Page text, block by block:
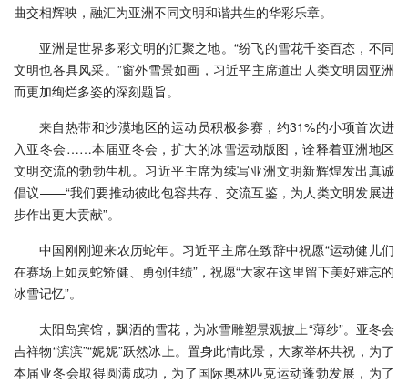
曲交相辉映，融汇为亚洲不同文明和谐共生的华彩乐章。
亚洲是世界多彩文明的汇聚之地。“纷飞的雪花千姿百态，不同
文明也各具风采。”窗外雪景如画，习近平主席道出人类文明因亚洲
而更加绚烂多姿的深刻题旨。
来自热带和沙漠地区的运动员积极参赛，约31%的小项首次进
入亚冬会……本届亚冬会，扩大的冰雪运动版图，诠释着亚洲地区
文明交流的勃勃生机。习近平主席为续写亚洲文明新辉煌发出真诚
倡议——“我们要推动彼此包容共存、交流互鉴，为人类文明发展进
步作出更大贡献”。
中国刚刚迎来农历蛇年。习近平主席在致辞中祝愿“运动健儿们
在赛场上如灵蛇矫健、勇创佳绩”，祝愿“大家在这里留下美好难忘的
冰雪记忆”。
太阳岛宾馆，飘洒的雪花，为冰雪雕塑景观披上“薄纱”。亚冬会
吉祥物“滨滨”“妮妮”跃然冰上。置身此情此景，大家举杯共祝，为了
本届亚冬会取得圆满成功，为了国际奥林匹克运动蓬勃发展，为了